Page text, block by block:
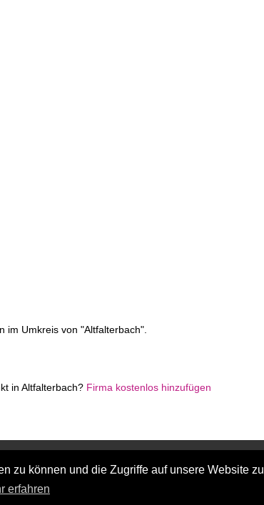
zu können und die Zugriffe auf unsere Website zu
erfahren
im Umkreis von "Altfalterbach".
in Altfalterbach? Firma kostenlos hinzufügen